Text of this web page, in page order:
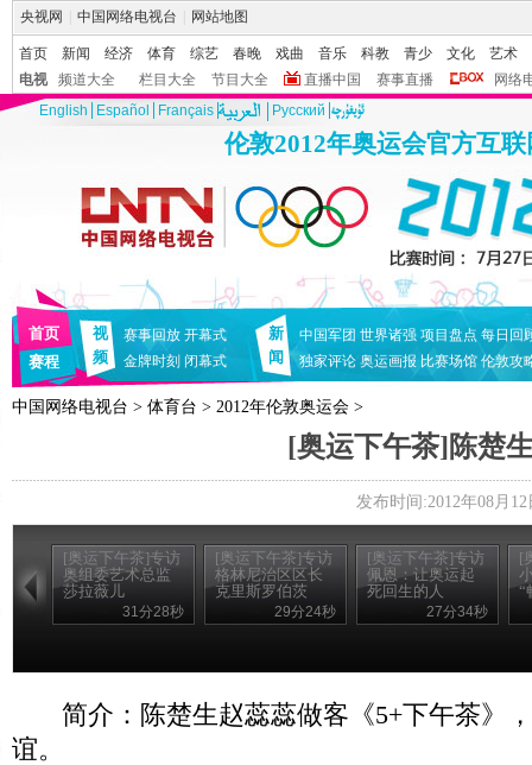
央视网 中国网络电视台 网站地图
首页 新闻 经济 体育 综艺 春晚 戏曲 音乐 科教 青少 文化
艺术
电视
频道大全 栏目大全 节目大全 直播中国 赛事直播
网络
English
Español Français Pусский
伦敦2012年奥运会官方互
首页
赛程
视
频
赛事回放 开幕式
金牌时刻 闭幕式
新
闻
中国军团 世界诸强 项目盘点 每日回
独家评论 奥运画报 比赛场馆 伦敦攻
中国网络电视台 > 体育台 > 2012年伦敦奥运会 >
[奥运下午茶]陈楚
发布时间:2012年08月
[奥运下午茶]专访
奥组委艺术总监
莎拉薇儿
31分28秒
[奥运下午茶]专访
格林尼治区区长
克里斯罗伯茨
29分24秒
[奥运下午茶]专访
佩恩：让奥运起
死回生的人
27分34秒
[
“
简介：陈楚生赵蕊蕊做客《5+下午茶》
谊。